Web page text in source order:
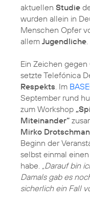
aktuellen Studie
wurden allein in
Menschen Opfer
allem Jugendliche
Ein Zeichen
setzte Telefónica
Respekts . Im
September rund
zum Workshop
Miteinander“
Mirko
Beginn der
selbst einmal
habe.
„Darauf bin
Damals gab es
sicherlich ein Fall